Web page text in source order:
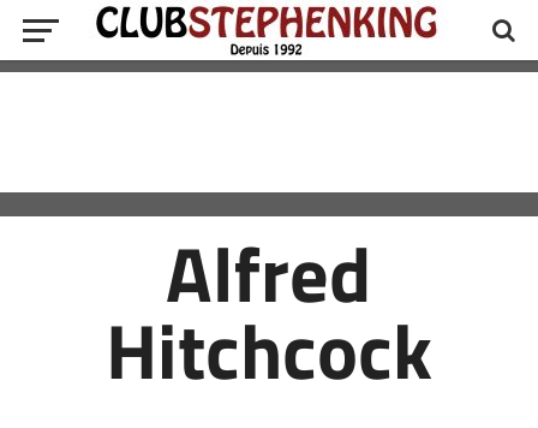
Alfred
Hitchcock